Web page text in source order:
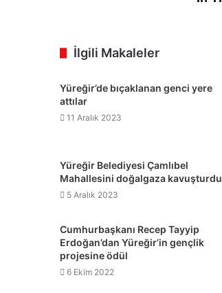
İlgili Makaleler
Yüreğir’de bıçaklanan genci yere
attılar
11 Aralık 2023
Yüreğir Belediyesi Çamlıbel
Mahallesini doğalgaza kavuşturdu
5 Aralık 2023
Cumhurbaşkanı Recep Tayyip
Erdoğan’dan Yüreğir’in gençlik
projesine ödül
6 Ekim 2022